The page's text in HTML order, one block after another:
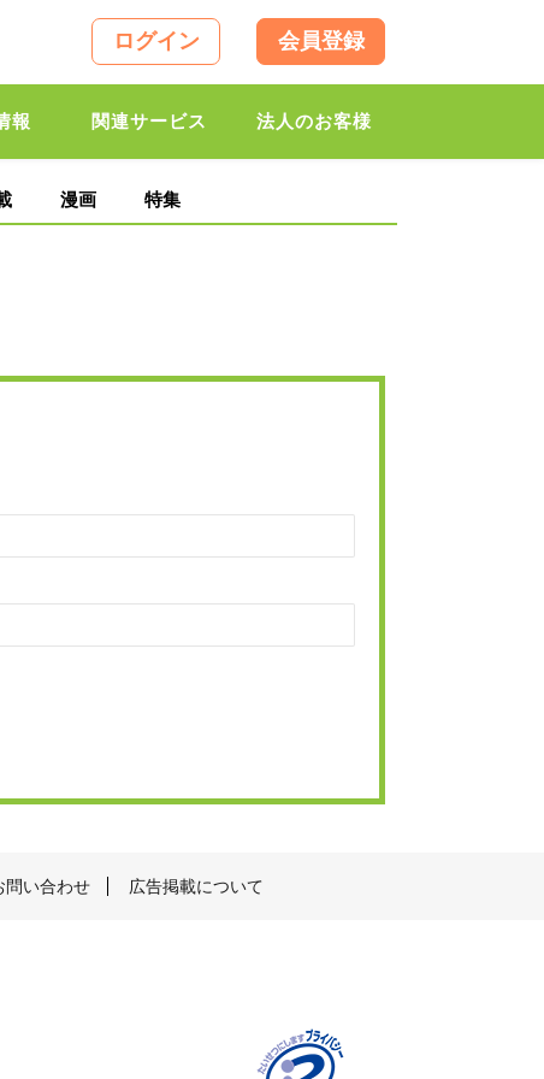
ログイン 会員登録
報 関連サービス 法人のお客様
漫画 特集
問い合わせ 広告掲載について